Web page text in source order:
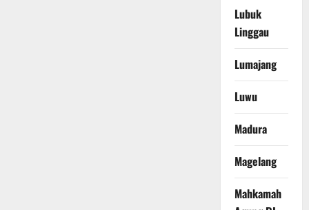
Lubuk
Linggau
Lumajang
Luwu
Madura
Magelang
Mahkamah